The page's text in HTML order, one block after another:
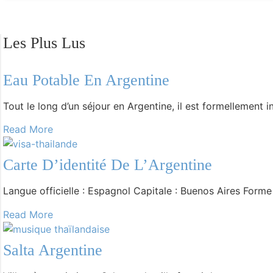
-Décalage horaire avec l’Argentine
-Durée du vol pour l’Argentine
-Hôtel pas cher Argentine
-Shopping en Argentine
-Quand partir en voyage en Argentine ?
Les Plus Lus
Eau Potable En Argentine
Tout le long d’un séjour en Argentine, il est formellement
Read More
Carte D’identité De L’Argentine
Langue officielle : Espagnol Capitale : Buenos Aires
Read More
Salta Argentine